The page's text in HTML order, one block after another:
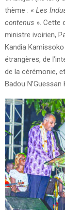
thème : « Les
contenus ». Cette
ministre ivoirien,
Kandia
étrangères, de
de la cérémonie,
Badou N’Guessan